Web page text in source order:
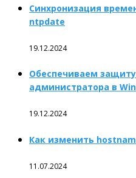
Синхронизация
ntpdate
19.12.2024
Обеспечиваем защиту
администратора в
19.12.2024
Как изменить
11.07.2024